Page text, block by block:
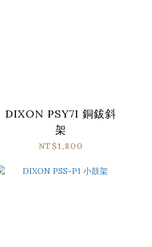
DIXON PSY7I 銅鈸斜
架
NT$1,800